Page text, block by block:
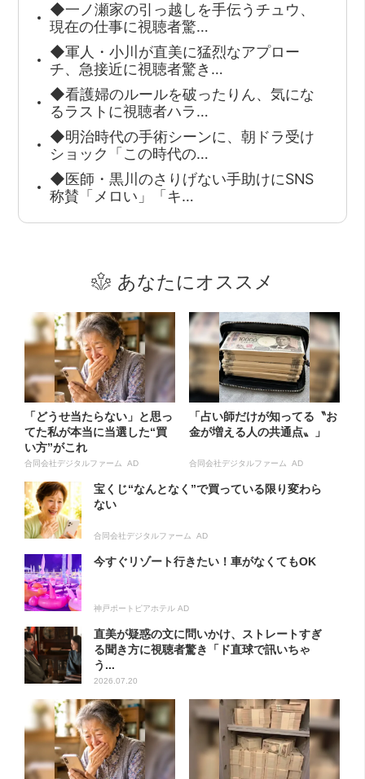
◆一ノ瀬家の引っ越しを手伝うチュウ、
現在の仕事に視聴者驚…
◆軍人・小川が直美に猛烈なアプロー
チ、急接近に視聴者驚き…
◆看護婦のルールを破ったりん、気にな
るラストに視聴者ハラ…
◆明治時代の手術シーンに、朝ドラ受け
ショック「この時代の…
◆医師・黒川のさりげない手助けにSNS
称賛「メロい」「キ…
あなたにオススメ
「どうせ当たらない」と思っ
てた私が本当に当選した“買
い方”がこれ
合同会社デジタルファーム AD
「占い師だけが知ってる〝お
金が増える人の共通点〟」
合同会社デジタルファーム AD
宝くじ“なんとなく”で買っている限り変わら
ない
合同会社デジタルファーム AD
今すぐリゾート行きたい！車がなくてもOK
神戸ポートピアホテル AD
直美が疑惑の文に問いかけ、ストレートすぎ
る聞き方に視聴者驚き「ド直球で訊いちゃ
う...
2026.07.20